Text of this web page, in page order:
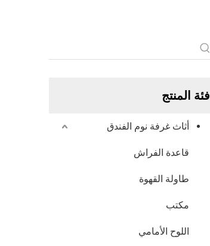
فئة المنتج
أثاث غرفة نوم الفندق
قاعدة الفراش
طاولة القهوة
مكتب
اللوح الأمامي